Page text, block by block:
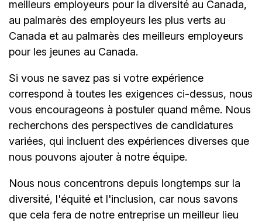
meilleurs employeurs pour la diversité au Canada,
au palmarès des employeurs les plus verts au
Canada et au palmarès des meilleurs employeurs
pour les jeunes au Canada.
Si vous ne savez pas si votre expérience
correspond à toutes les exigences ci-dessus, nous
vous encourageons à postuler quand même. Nous
recherchons des perspectives de candidatures
variées, qui incluent des expériences diverses que
nous pouvons ajouter à notre équipe.
Nous nous concentrons depuis longtemps sur la
diversité, l'équité et l'inclusion, car nous savons
que cela fera de notre entreprise un meilleur lieu